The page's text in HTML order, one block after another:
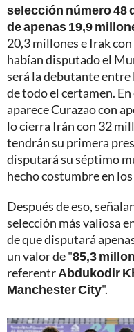
selección número 48
de apenas 19,9
20,3 millones e Irak
habían disputado el
será la debutante entre
de todo el certamen.
aparece Curazao con
lo cierra Irán con 32
tendrán su primera
disputará su séptimo
hecho costumbre en
Después de eso,
selección más valiosa
de que disputará
un valor de "85,3
referentrAbdukodir
Manchester City".